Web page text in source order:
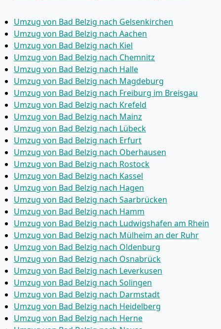
Umzug von Bad Belzig nach Gelsenkirchen
Umzug von Bad Belzig nach Aachen
Umzug von Bad Belzig nach Kiel
Umzug von Bad Belzig nach Chemnitz
Umzug von Bad Belzig nach Halle
Umzug von Bad Belzig nach Magdeburg
Umzug von Bad Belzig nach Freiburg im Breisgau
Umzug von Bad Belzig nach Krefeld
Umzug von Bad Belzig nach Mainz
Umzug von Bad Belzig nach Lübeck
Umzug von Bad Belzig nach Erfurt
Umzug von Bad Belzig nach Oberhausen
Umzug von Bad Belzig nach Rostock
Umzug von Bad Belzig nach Kassel
Umzug von Bad Belzig nach Hagen
Umzug von Bad Belzig nach Saarbrücken
Umzug von Bad Belzig nach Hamm
Umzug von Bad Belzig nach Ludwigshafen am Rhein
Umzug von Bad Belzig nach Mülheim an der Ruhr
Umzug von Bad Belzig nach Oldenburg
Umzug von Bad Belzig nach Osnabrück
Umzug von Bad Belzig nach Leverkusen
Umzug von Bad Belzig nach Solingen
Umzug von Bad Belzig nach Darmstadt
Umzug von Bad Belzig nach Heidelberg
Umzug von Bad Belzig nach Herne